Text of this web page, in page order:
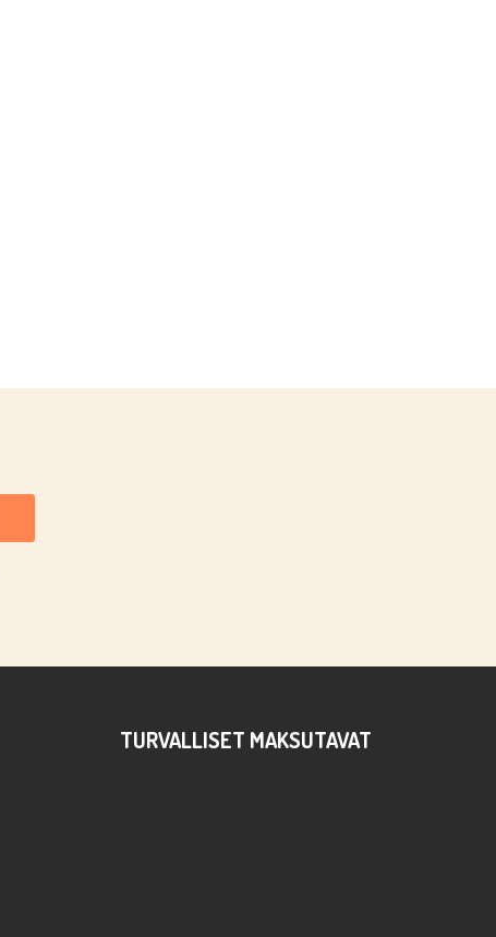
TURVALLISET MAKSUTAVAT